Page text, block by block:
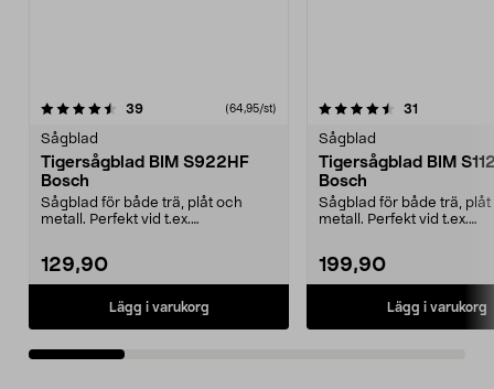
39recensioner (64,95/st)
Sågblad
Tigersågblad BIM S922HF
Bosch
Sågblad för både trä, plåt och
metall. Perfekt vid t.ex.
129,90
Lägg i varukorg
4.5av 5 stjärnor 31
Sågblad
Tigersågblad BIM
Bosch
Sågblad för både trä, plåt
metall. Perfekt vid t.ex.
199,90
Lägg i varukorg
4.0av 5 stjärnor